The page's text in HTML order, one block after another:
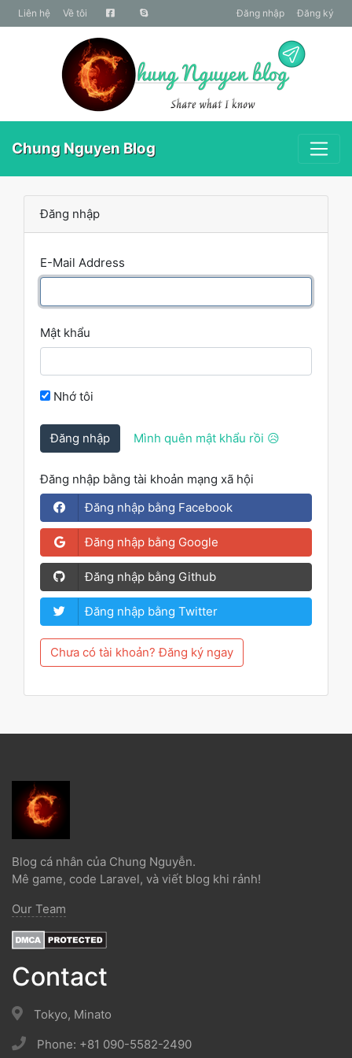
liên hệ Về tôi Đăng nhập Đăng ký
Chung Nguyen Blog
Đăng nhập
E-Mail Address
Mật khẩu
Nhớ tôi
Đăng nhập Mình quên mật khẩu rồi 😥
Đăng nhập bằng tài khoản mạng xã hội
Đăng nhập bằng Facebook
Đăng nhập bằng Google
Đăng nhập bằng Github
Đăng nhập bằng Twitter
Chưa có tài khoản? Đăng ký ngay
Blog cá nhân của Chung Nguyễn.
Mê game, code Laravel, và viết blog khi rảnh!
Our Team
Contact
Tokyo, Minato
Phone: +81 090-5582-2490